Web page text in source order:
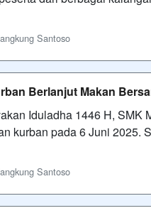
Santoso
Berlanjut Makan
Iduladha 1446 H, SMK
kurban pada 6 Juni 2025.
Santoso